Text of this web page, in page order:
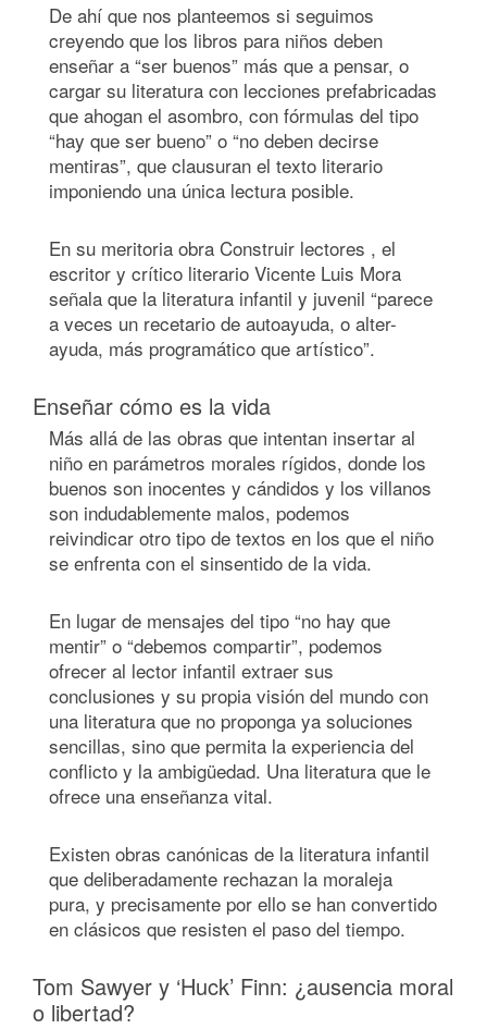
De ahí que nos planteemos si seguimos
creyendo que los libros para niños deben
enseñar a “ser buenos” más que a pensar, o
cargar su literatura con lecciones prefabricadas
que ahogan el asombro, con fórmulas del tipo
“hay que ser bueno” o “no deben decirse
mentiras”, que clausuran el texto literario
imponiendo una única lectura posible.
En su meritoria obra Construir lectores , el
escritor y crítico literario Vicente Luis Mora
señala que la literatura infantil y juvenil “parece
a veces un recetario de autoayuda, o alter-
ayuda, más programático que artístico”.
Enseñar cómo es la vida
Más allá de las obras que intentan insertar al
niño en parámetros morales rígidos, donde los
buenos son inocentes y cándidos y los villanos
son indudablemente malos, podemos
reivindicar otro tipo de textos en los que el niño
se enfrenta con el sinsentido de la vida.
En lugar de mensajes del tipo “no hay que
mentir” o “debemos compartir”, podemos
ofrecer al lector infantil extraer sus
conclusiones y su propia visión del mundo con
una literatura que no proponga ya soluciones
sencillas, sino que permita la experiencia del
conflicto y la ambigüedad. Una literatura que le
ofrece una enseñanza vital.
Existen obras canónicas de la literatura infantil
que deliberadamente rechazan la moraleja
pura, y precisamente por ello se han convertido
en clásicos que resisten el paso del tiempo.
Tom Sawyer y ‘Huck’ Finn: ¿ausencia moral
o libertad?